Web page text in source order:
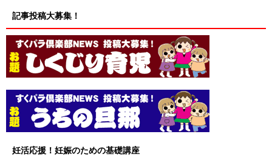
記事投稿大募集！
妊活応援！妊娠のための基礎講座